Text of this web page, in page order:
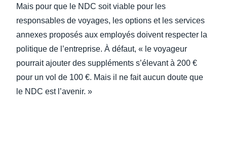
Mais pour que le NDC soit viable pour les
responsables de voyages, les options et les services
annexes proposés aux employés doivent respecter la
politique de l’entreprise. À défaut, « le voyageur
pourrait ajouter des suppléments s’élevant à 200 €
pour un vol de 100 €. Mais il ne fait aucun doute que
le NDC est l’avenir. »